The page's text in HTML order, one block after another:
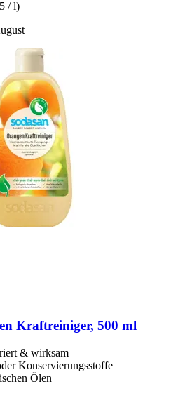
/ l)
Kraftreiniger, 500 ml
& wirksam
Konservierungsstoffe
Ölen